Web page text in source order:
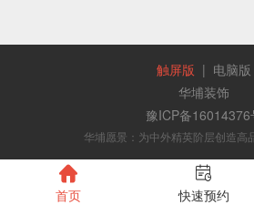
触屏版 | 电脑版
华埔装饰
豫ICP备16014376
华埔愿景：为中外精英阶层创造高

首页

快速预约